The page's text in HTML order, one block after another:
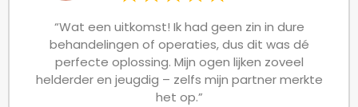
“Wat een uitkomst! Ik had geen zin in dure
behandelingen of operaties, dus dit was dé
perfecte oplossing. Mijn ogen lijken zoveel
helderder en jeugdig – zelfs mijn partner merkte
het op.”